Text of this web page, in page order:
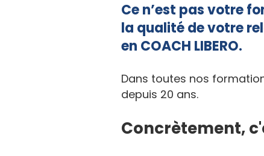
Ce n’est pas votre
la qualité de votre
en COACH LIBERO.
Dans toutes nos
depuis 20 ans.
Concrètement,